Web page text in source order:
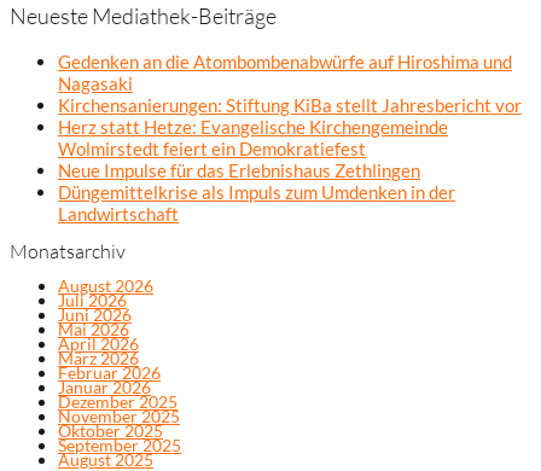
Neueste Mediathek-Beiträge
Gedenken an die Atombombenabwürfe auf Hiroshima und
Nagasaki
Kirchensanierungen: Stiftung KiBa stellt Jahresbericht vor
Herz statt Hetze: Evangelische Kirchengemeinde
Wolmirstedt feiert ein Demokratiefest
Neue Impulse für das Erlebnishaus Zethlingen
Düngemittelkrise als Impuls zum Umdenken in der
Landwirtschaft
Monatsarchiv
August 2026
Juli 2026
Juni 2026
Mai 2026
April 2026
März 2026
Februar 2026
Januar 2026
Dezember 2025
November 2025
Oktober 2025
September 2025
August 2025